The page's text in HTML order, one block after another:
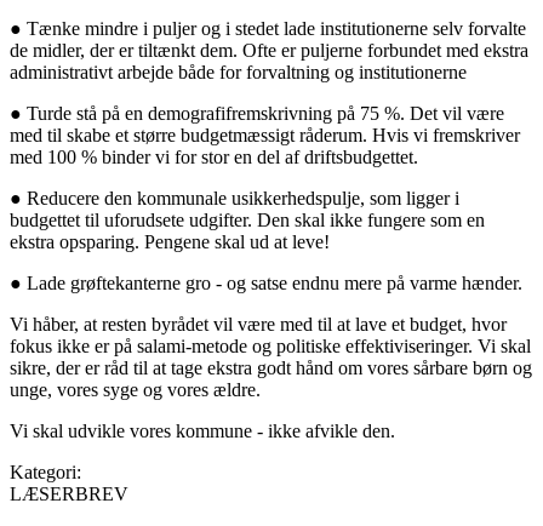
● Tænke mindre i puljer og i stedet lade institutionerne selv forvalte
de midler, der er tiltænkt dem. Ofte er puljerne forbundet med ekstra
administrativt arbejde både for forvaltning og institutionerne
● Turde stå på en demografifremskrivning på 75 %. Det vil være
med til skabe et større budgetmæssigt råderum. Hvis vi fremskriver
med 100 % binder vi for stor en del af driftsbudgettet.
● Reducere den kommunale usikkerhedspulje, som ligger i
budgettet til uforudsete udgifter. Den skal ikke fungere som en
ekstra opsparing. Pengene skal ud at leve!
● Lade grøftekanterne gro - og satse endnu mere på varme hænder.
Vi håber, at resten byrådet vil være med til at lave et budget, hvor
fokus ikke er på salami-metode og politiske effektiviseringer. Vi skal
sikre, der er råd til at tage ekstra godt hånd om vores sårbare børn og
unge, vores syge og vores ældre.
Vi skal udvikle vores kommune - ikke afvikle den.
Kategori:
LÆSERBREV